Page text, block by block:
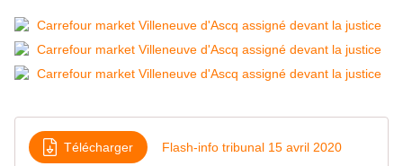
Télécharger Flash-info tribunal 15 avril 2020